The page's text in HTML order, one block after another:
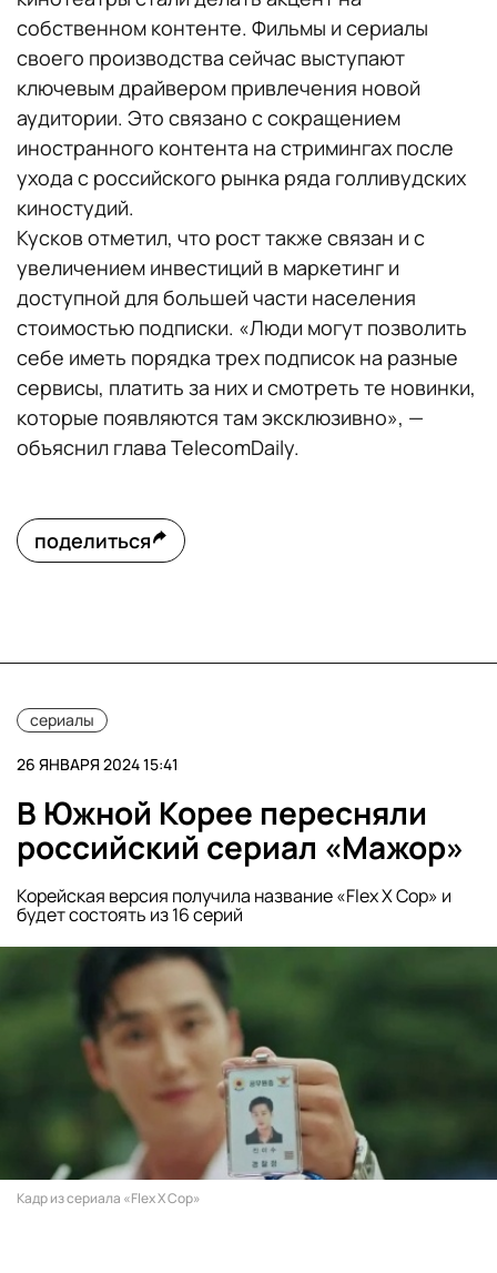
собственном контенте. Фильмы и сериалы
своего производства сейчас выступают
ключевым драйвером привлечения новой
аудитории. Это связано с сокращением
иностранного контента на стримингах после
ухода с российского рынка ряда голливудских
киностудий.
Кусков отметил, что рост также связан и с
увеличением инвестиций в маркетинг и
доступной для большей части населения
стоимостью подписки. «Люди могут позволить
себе иметь порядка трех подписок на разные
сервисы, платить за них и смотреть те новинки,
которые появляются там эксклюзивно», —
объяснил глава TelecomDaily.
поделиться
сериалы
26 ЯНВАРЯ 2024 15:41
В Южной Корее пересняли
российский сериал «Мажор»
Корейская версия получила название «Flex X Cop» и
будет состоять из 16 серий
Кадр из сериала «Flex X Cop»